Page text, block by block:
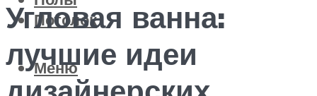
Потолок
Меню
Угловая ванна:
лучшие идеи